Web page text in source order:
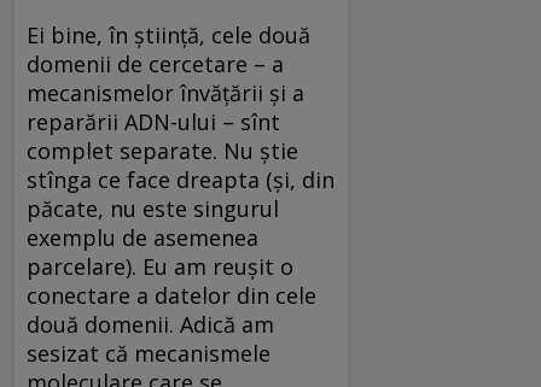
Ei bine, în ştiinţă, cele două
domenii de cercetare – a
mecanismelor învăţării şi a
reparării ADN-ului – sînt
complet separate. Nu ştie
stînga ce face dreapta (şi, din
păcate, nu este singurul
exemplu de asemenea
parcelare). Eu am reuşit o
conectare a datelor din cele
două domenii. Adică am
sesizat că mecanismele